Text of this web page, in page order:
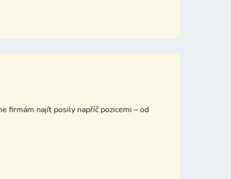
firmám najít posily napříč pozicemi – od